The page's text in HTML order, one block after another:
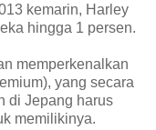
kemarin, Harley
hingga 1 persen.
memperkenalkan
yang secara
di Jepang harus
memilikinya.